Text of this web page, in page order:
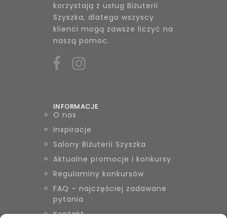
korzystają z usług Biżuterii
Szyszka, dlatego wszyscy
klienci mogą zawsze liczyć na
naszą pomoc.
INFORMACJE
O nas
Inspiracje
Salony Biżuterii Szyszka
Aktualne promocje i konkursy
Regulaminy konkursów
FAQ – najczęściej zadawane
pytania
Kontakt